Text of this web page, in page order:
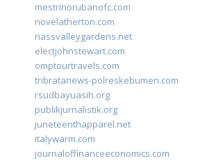
mestrinorubanofc.com
novelatherton.com
nassvalleygardens.net
electjohnstewart.com
omptourtravels.com
tribratanews-polreskebumen.com
rsudbayuasih.org
publikjurnalistik.org
juneteenthapparel.net
italywarm.com
journaloffinanceeconomics.com